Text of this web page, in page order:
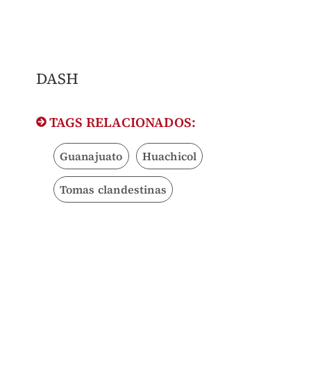
DASH
TAGS RELACIONADOS:
Guanajuato Huachicol
Tomas clandestinas